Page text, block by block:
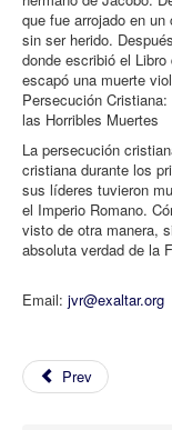
que fue arrojado en
sin ser herido.
donde escribió el
escapó una muerte
Persecución
las Horribles Muertes
La persecución
cristiana durante los
sus líderes tuvieron
el Imperio Romano.
visto de otra manera,
absoluta verdad de la
Email: jvr@exaltar.org
Prev